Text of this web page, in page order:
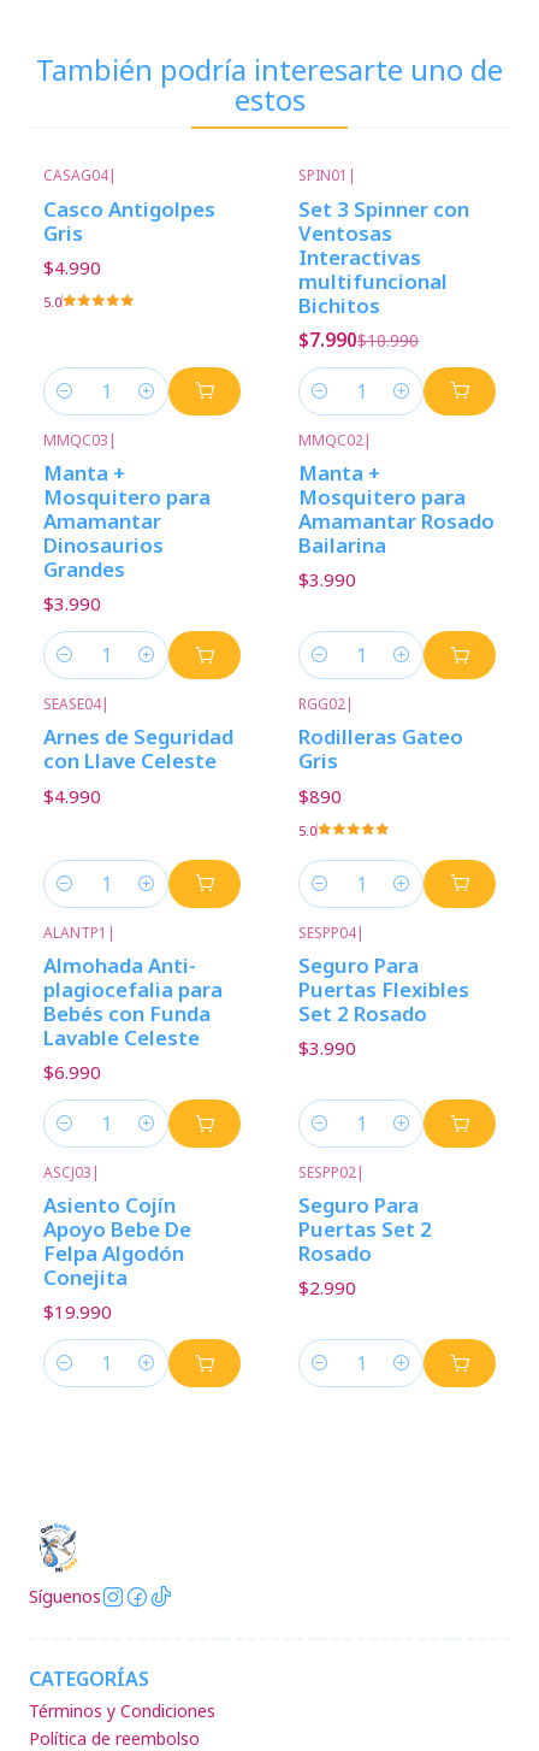
También podría interesarte uno de
estos
CASAG04|
Casco Antigolpes
Gris
$4.990
5.0
Cantidad
SPIN01 |
Set 3 Spinner con
Ventosas
Interactivas
multifuncional
Bichitos
$7.990$10.990
Cantidad
MMQC03 |
Manta +
Mosquitero para
Amamantar
Dinosaurios
Grandes
$3.990
Cantidad
MMQC02|
Manta +
Mosquitero para
Amamantar Rosado
Bailarina
$3.990
Cantidad
SEASE04|
Arnes de Seguridad
con Llave Celeste
$4.990
Cantidad
RGG02|
Rodilleras Gateo
Gris
$890
5.0
Cantidad
ALANTP1 |
Almohada Anti-
plagiocefalia para
Bebés con Funda
Lavable Celeste
$6.990
Cantidad
SESPP04|
Seguro Para
Puertas Flexibles
Set 2 Rosado
$3.990
Cantidad
ASCJ03 |
Asiento Cojín
Apoyo Bebe De
Felpa Algodón
Conejita
$19.990
Cantidad
SESPP02|
Seguro Para
Puertas Set 2
Rosado
$2.990
Cantidad
Síguenos
CATEGORÍAS
Términos y Condiciones
Política de reembolso